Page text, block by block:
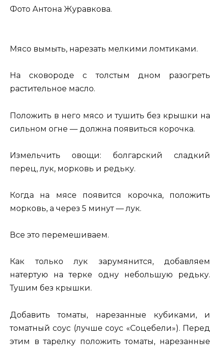
Фото Антона Журавкова.
Мясо вымыть, нарезать мелкими ломтиками.
На сковороде с толстым дном разогреть
растительное масло.
Положить в него мясо и тушить без крышки на
сильном огне — должна появиться корочка.
Измельчить овощи: болгарский сладкий
перец, лук, морковь и редьку.
Когда на мясе появится корочка, положить
морковь, а через 5 минут — лук.
Все это перемешиваем.
Как только лук зарумянится, добавляем
натертую на терке одну небольшую редьку.
Тушим без крышки.
Добавить томаты, нарезанные кубиками, и
томатный соус (лучше соус «Соцебели»). Перед
этим в тарелку положить томаты, нарезанные